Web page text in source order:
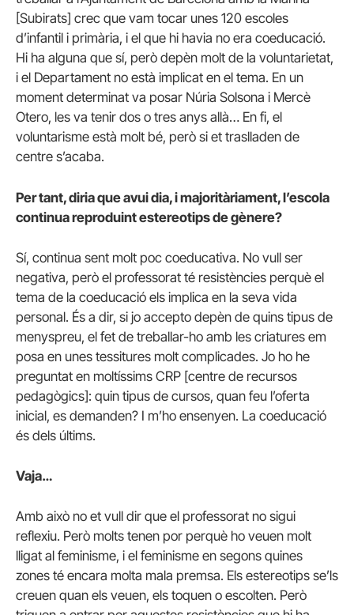
[Subirats] crec que vam tocar unes 120 escoles
d’infantil i primària, i el que hi havia no era coeducació.
Hi ha alguna que sí, però depèn molt de la voluntarietat,
i el Departament no està implicat en el tema. En un
moment determinat va posar Núria Solsona i Mercè
Otero, les va tenir dos o tres anys allà… En fi, el
voluntarisme està molt bé, però si et traslladen de
centre s’acaba.
Per tant, diria que avui dia, i majoritàriament, l’escola
continua reproduint estereotips de gènere?
Sí, continua sent molt poc coeducativa. No vull ser
negativa, però el professorat té resistències perquè el
tema de la coeducació els implica en la seva vida
personal. És a dir, si jo accepto depèn de quins tipus de
menyspreu, el fet de treballar-ho amb les criatures em
posa en unes tessitures molt complicades. Jo ho he
preguntat en moltíssims CRP [centre de recursos
pedagògics]: quin tipus de cursos, quan feu l’oferta
inicial, es demanden? I m’ho ensenyen. La coeducació
és dels últims.
Vaja…
Amb això no et vull dir que el professorat no sigui
reflexiu. Però molts tenen por perquè ho veuen molt
lligat al feminisme, i el feminisme en segons quines
zones té encara molta mala premsa. Els estereotips se’ls
creuen quan els veuen, els toquen o escolten. Però